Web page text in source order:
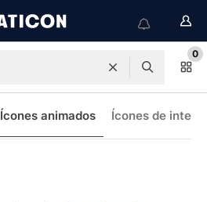
0
Ícones animados Ícones de